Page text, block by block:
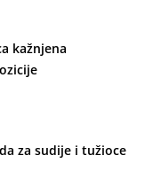
kažnjena
za sudije i tužioce